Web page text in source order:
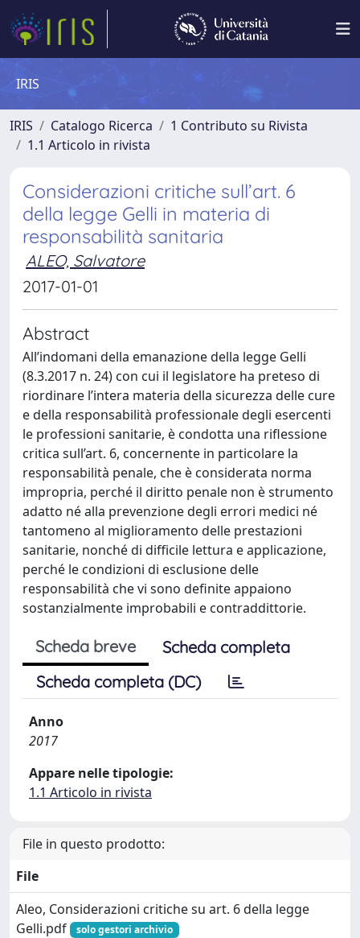
IRIS
IRIS Catalogo Ricerca
1 Contributo su Rivista
1.1 Articolo in rivista
Considerazioni critiche sull’art. 6
della legge Gelli in materia di
responsabilità sanitaria
ALEO, Salvatore
2017-01-01
Abstract
All’indomani della emanazione della legge Gelli
(8.3.2017 n. 24) con cui il legislatore ha preteso di
riordinare l’intera materia della sicurezza delle cure
e della responsabilità professionale degli esercenti
le professioni sanitarie, è condotta una riflessione
critica sull’art. 6, concernente in particolare la
responsabilità penale, che è considerata norma
impropria, perché il diritto penale non è strumento
adatto né alla prevenzione degli errori medici né
tantomeno al miglioramento delle prestazioni
sanitarie, nonché di difficile lettura e applicazione,
perché le condizioni di esclusione delle
responsabilità che vi sono definite appaiono
sostanzialmente improbabili e contraddittorie.
Scheda breve
Scheda completa
Scheda completa (DC)
Anno
2017
Appare nelle tipologie:
1.1 Articolo in rivista
File in questo prodotto:
File
Aleo, Considerazioni critiche su art. 6 della legge
Gelli.pdf
solo gestori archivio